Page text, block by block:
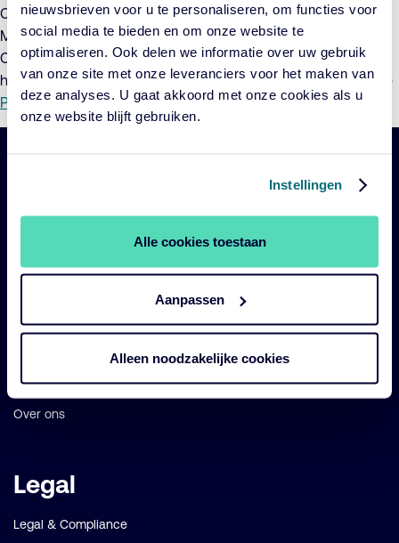
nieuwsbrieven voor u te personaliseren, om functies voor
social media te bieden en om onze website te
optimaliseren. Ook delen we informatie over uw gebruik
van onze site met onze leveranciers voor het maken van
deze analyses. U gaat akkoord met onze cookies als u
onze website blijft gebruiken.
Instellingen
Alle cookies toestaan
Aanpassen
Alleen noodzakelijke cookies
Cardano Beleggingsfondsen II, namelijk Cardano Duurzaam
Mixfonds Defensief, Cardano Duurzaam Cardano Neutraal en
Cardano Duurzaam Mixfonds Offensief. Voor meer informatie
hierover verwijzen wij u naar deToelichtingen het bijgewerkte
Prospectus.
links
Diensten
Perspectives
Over ons
Legal
Legal & Compliance